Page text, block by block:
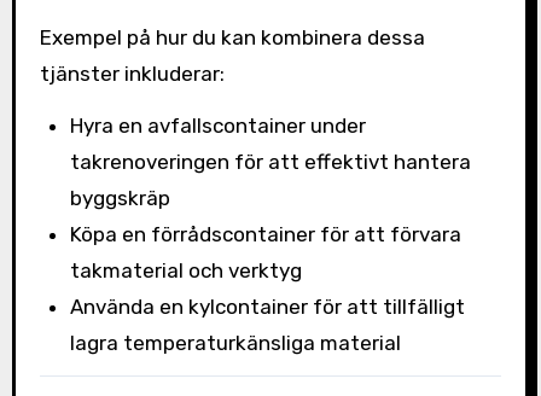
Exempel på hur du kan kombinera dessa
tjänster inkluderar:
Hyra en avfallscontainer under
takrenoveringen för att effektivt hantera
byggskräp
Köpa en förrådscontainer för att förvara
takmaterial och verktyg
Använda en kylcontainer för att tillfälligt
lagra temperaturkänsliga material